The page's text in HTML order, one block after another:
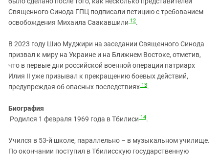
Священного Синода ГПЦ подписали петицию с требованием
освобождения Михаила Саакавшили 12.
В 2023 году Шио Муджири на заседании Священного Синода
призвал к миру на Украине и на Ближнем Востоке, отметив,
что в первые дни российской военной операции патриарх
Илия II уже призывал к прекращению боевых действий,
предупреждая об опасных последствиях 13.
Биография
Родился 1 февраля 1969 года в Тбилиси 14.
Учился в 53‑й школе, параллельно – в музыкальном училище.
По окончании поступил в Тбилисскую государственную